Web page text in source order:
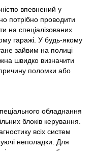
впевнений у
потрібно проводити
на спеціалізованих
гаражі. У будь-якому
зайвим на полиці
швидко визначити
поломки або
обладнання
блоків керування.
всіх систем
неполадки. Для